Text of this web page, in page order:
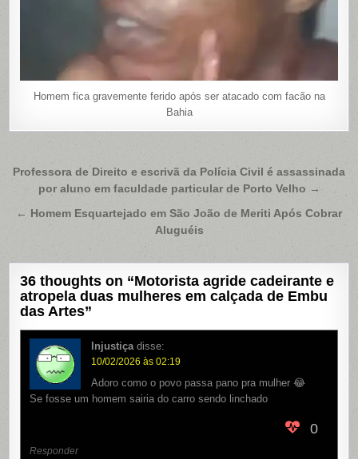
Homem fica gravemente ferido após ser atacado com facão na
Bahia
Navegação
Post
Professora de Direito e escrivã da Polícia Civil é assassinada
por aluno em faculdade particular de Porto Velho →
← Homem Esquartejado em São João de Meriti Após Cobrar
Aluguéis
36 thoughts on “Motorista agride cadeirante e
atropela duas mulheres em calçada de Embu
das Artes”
Injustiça disse:
10/02/2026 às 02:19
Adoro como o povo passa pano pra mulher 😂
Se fosse um homem sairia do carro sendo linchado
0
Responder